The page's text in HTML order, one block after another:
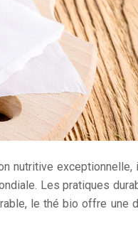
nutritive
Les pratiques
le thé bio offre une